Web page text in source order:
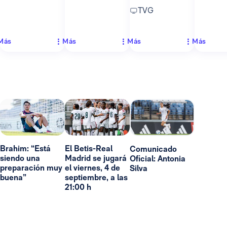
Más
TVG
Más Más
Brahim: “Está
siendo una
preparación muy
buena”
El Betis-Real
Madrid se jugará
el viernes, 4 de
septiembre, a las
21:00 h
Comunicado
Oficial: Antonia
Silva